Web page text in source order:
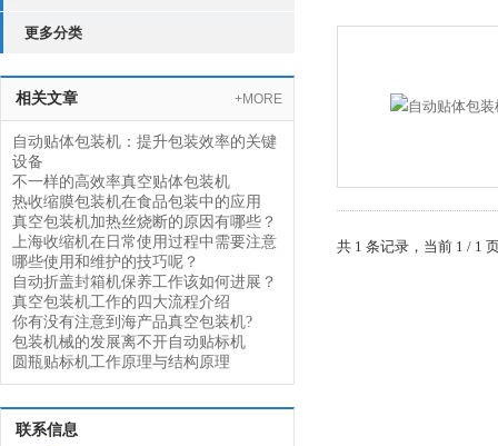
更多分类
相关文章 +MORE
自动贴体包装机：提升包装效率的关键
设备
不一样的高效率真空贴体包装机
热收缩膜包装机在食品包装中的应用
真空包装机加热丝烧断的原因有哪些？
上海收缩机在日常使用过程中需要注意
哪些使用和维护的技巧呢？
自动折盖封箱机保养工作该如何进展？
真空包装机工作的四大流程介绍
你有没有注意到海产品真空包装机?
包装机械的发展离不开自动贴标机
圆瓶贴标机工作原理与结构原理
联系信息
共 1 条记录，当前 1 / 1